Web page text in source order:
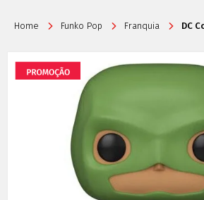
Home Funko Pop Franquia DC